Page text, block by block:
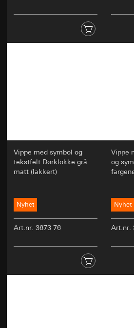
Vippe med symbol og
tekstfelt Dørklokke grå
matt (lakkert)
Nyhet
Art.nr. 3673 76
Vippe
og
Nyhet
Art.nr.